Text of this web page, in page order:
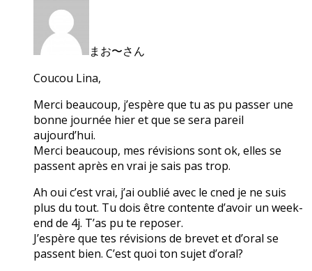
まお〜さん
Coucou Lina,
Merci beaucoup, j’espère que tu as pu passer une
bonne journée hier et que se sera pareil
aujourd’hui.
Merci beaucoup, mes révisions sont ok, elles se
passent après en vrai je sais pas trop.
Ah oui c’est vrai, j’ai oublié avec le cned je ne suis
plus du tout. Tu dois être contente d’avoir un week-
end de 4j. T’as pu te reposer.
J’espère que tes révisions de brevet et d’oral se
passent bien. C’est quoi ton sujet d’oral?